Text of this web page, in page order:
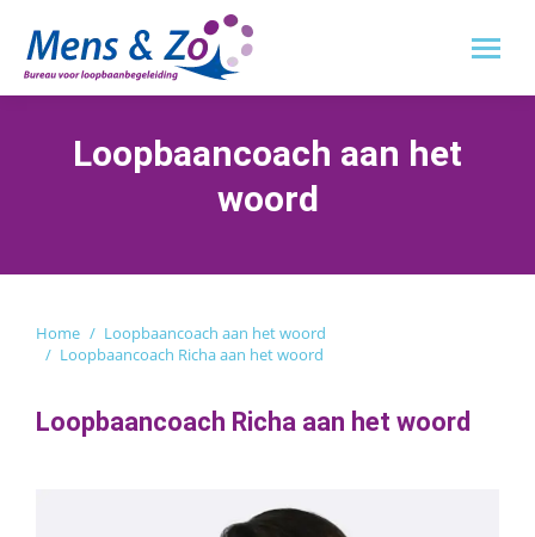
Loopbaancoach aan het
woord
Home
Loopbaancoach aan het woord
Loopbaancoach Richa aan het woord
Loopbaancoach Richa aan het woord